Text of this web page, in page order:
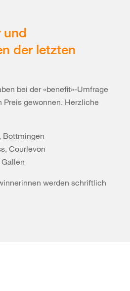
und
der letzten
bei der «benefit»-Umfrage
gewonnen. Herzliche
Bottmingen
Courlevon
werden schriftlich